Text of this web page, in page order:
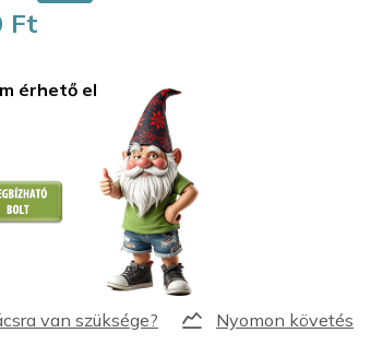
Ft
érhető el
Nyomon követés